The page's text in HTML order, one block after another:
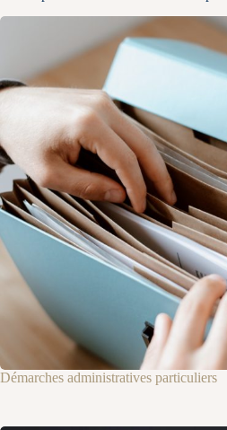
Démarches administratives particuliers